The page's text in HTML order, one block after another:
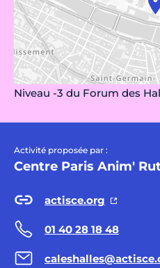
Niveau -3 du Forum des
Activité proposée par :
Centre Paris Anim'
actisce.org
01 40 28 18 48